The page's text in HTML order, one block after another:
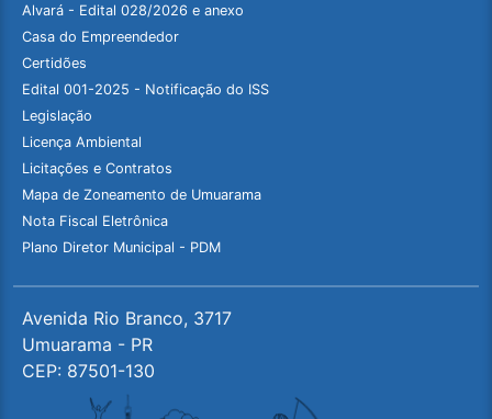
Alvará - Edital 028/2026 e anexo
Casa do Empreendedor
Certidões
Edital 001-2025 - Notificação do ISS
Legislação
Licença Ambiental
Licitações e Contratos
Mapa de Zoneamento de Umuarama
Nota Fiscal Eletrônica
Plano Diretor Municipal - PDM
Avenida Rio Branco, 3717
Umuarama - PR
CEP: 87501-130